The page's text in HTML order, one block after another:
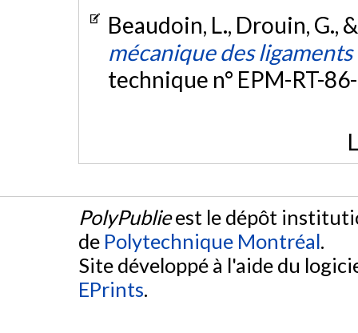
Beaudoin, L., Drouin, G.,
mécanique des
technique n° EPM-RT-
PolyPublieest le dépôt
de Polytechnique Montréal.
Site développé à l'aide du
EPrints.